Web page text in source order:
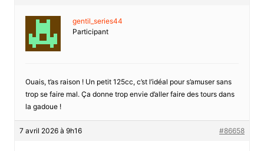
gentil_series44
Participant
Ouais, t’as raison ! Un petit 125cc, c’st l’idéal pour s’amuser sans
trop se faire mal. Ça donne trop envie d’aller faire des tours dans
la gadoue !
7 avril 2026 à 9h16 #86658